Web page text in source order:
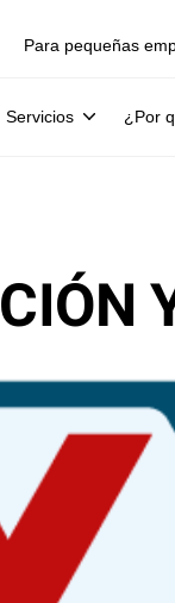
Para pequeñas
Servicios ¿Por